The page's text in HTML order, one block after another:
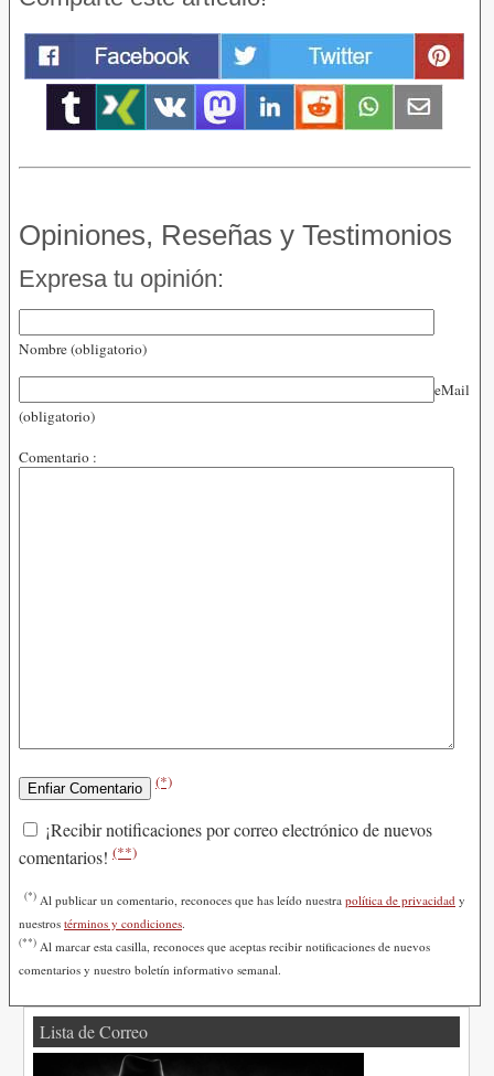
Opiniones, Reseñas y Testimonios
Expresa tu opinión:
Nombre (obligatorio)
eMail
(obligatorio)
Comentario :
(*)
¡Recibir notificaciones por correo electrónico de nuevos
comentarios! (**)
(*) Al publicar un comentario, reconoces que has leído nuestra política de privacidad y
nuestros términos y condiciones.
(**) Al marcar esta casilla, reconoces que aceptas recibir notificaciones de nuevos
comentarios y nuestro boletín informativo semanal.
Lista de Correo